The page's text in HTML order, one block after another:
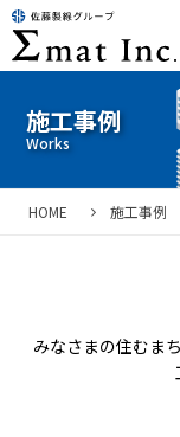
施工事例
HOME 施工事例
みなさまの住むま